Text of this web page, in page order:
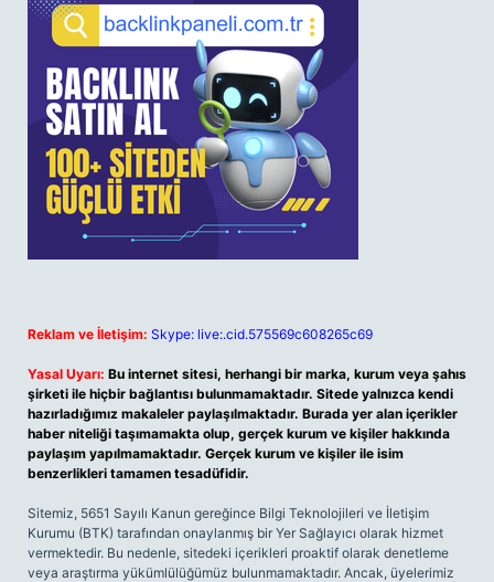
Reklam ve İletişim: Skype: live:.cid.575569c608265c69
Yasal Uyarı: Bu internet sitesi, herhangi bir marka, kurum veya şahıs
şirketi ile hiçbir bağlantısı bulunmamaktadır. Sitede yalnızca kendi
hazırladığımız makaleler paylaşılmaktadır. Burada yer alan içerikler
haber niteliği taşımamakta olup, gerçek kurum ve kişiler hakkında
paylaşım yapılmamaktadır. Gerçek kurum ve kişiler ile isim
benzerlikleri tamamen tesadüfidir.
Sitemiz, 5651 Sayılı Kanun gereğince Bilgi Teknolojileri ve İletişim
Kurumu (BTK) tarafından onaylanmış bir Yer Sağlayıcı olarak hizmet
vermektedir. Bu nedenle, sitedeki içerikleri proaktif olarak denetleme
veya araştırma yükümlülüğümüz bulunmamaktadır. Ancak, üyelerimiz